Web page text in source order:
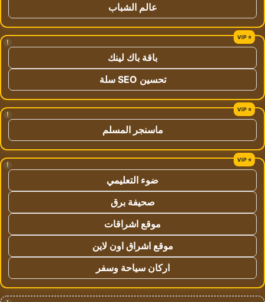
عالم الشباب
!
باقة باك لينك
تحسين SEO سلة
!
ماسنجر المسلم
!
ضوء التعليمي
صحيفة برق
موقع اشراقات
موقع اشراق اون لاين
اركان سياحة وسفر